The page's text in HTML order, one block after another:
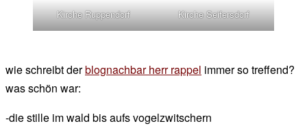
Kirche Ruppendorf Kirche Seifersdorf
wie schreibt derblognachbar herr rappel immer so treffend?
was schön war:
-die stille im wald bis aufs vogelzwitschern